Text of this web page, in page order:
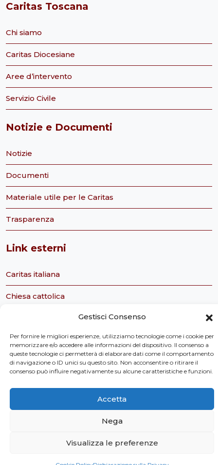
Gestisci Consenso
Per fornire le migliori esperienze, utilizziamo tecnologie come i cookie per
memorizzare e/o accedere alle informazioni del dispositivo. Il consenso a
queste tecnologie ci permetterà di elaborare dati come il comportamento
di navigazione o ID unici su questo sito. Non acconsentire o ritirare il
consenso può influire negativamente su alcune caratteristiche e funzioni.
Accetta
Nega
Visualizza le preferenze
Caritas Toscana
Chi siamo
Caritas Diocesiane
Aree d’intervento
Servizio Civile
Notizie e Documenti
Notizie
Documenti
Materiale utile per le Caritas
Trasparenza
Link esterni
Caritas italiana
Chiesa cattolica
Servizio civile nazionale
Caritas Italiana Ufficio Servizio Civile
Tavolo Ecclesiale sul Servizio Civile
Privacy Policy
©2026 Caritas Toscana